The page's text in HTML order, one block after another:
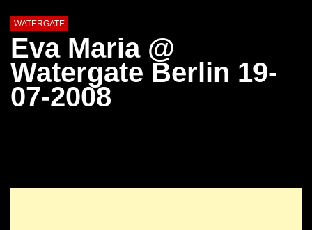
WATERGATE
Eva Maria @
Watergate Berlin 19-
07-2008